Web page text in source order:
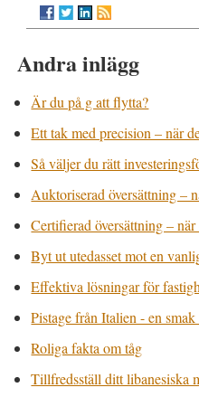
Andra inlägg
Är du på g att flytta?
Ett tak med precision – när
Så väljer du rätt
Auktoriserad översättning –
Certifierad översättning –
Byt ut utedasset mot en
Effektiva lösningar för
Pistage från Italien - en
Roliga fakta om tåg
Tillfredsställ ditt libanesiska